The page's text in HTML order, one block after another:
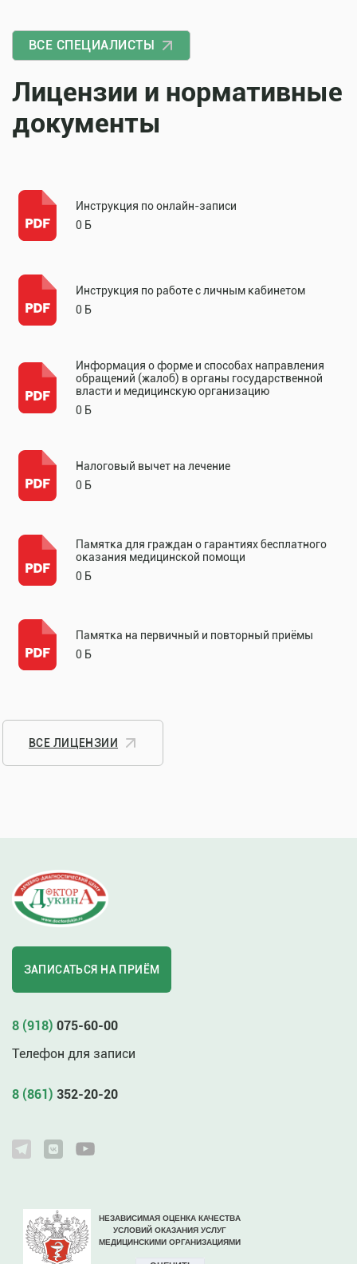
ВСЕ СПЕЦИАЛИСТЫ
Лицензии и нормативные
документы
Инструкция по онлайн-записи
0 Б
Инструкция по работе с личным кабинетом
0 Б
Информация о форме и способах направления
обращений (жалоб) в органы государственной
власти и медицинскую организацию
0 Б
Налоговый вычет на лечение
0 Б
Памятка для граждан о гарантиях бесплатного
оказания медицинской помощи
0 Б
Памятка на первичный и повторный приёмы
0 Б
ВСЕ ЛИЦЕНЗИИ
ЗАПИСАТЬСЯ НА ПРИЁМ
8 (918) 075-60-00
Телефон для записи
8 (861) 352-20-20